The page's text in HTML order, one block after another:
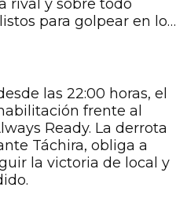
rival y sobre todo
para golpear en los
las 22:00 horas, el
frente al
Ready. La derrota
Táchira, obliga a
la victoria de local y